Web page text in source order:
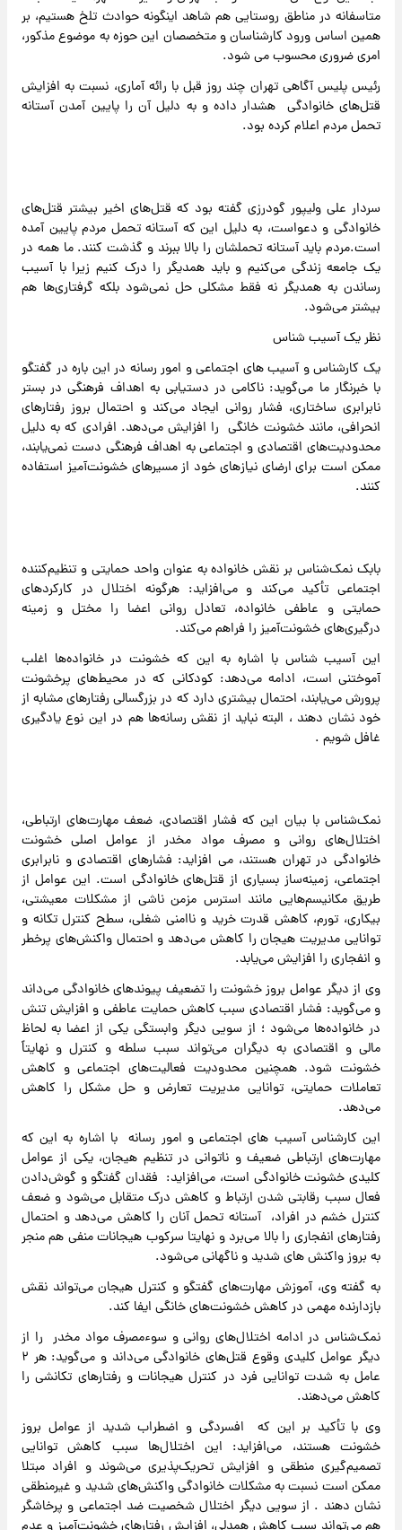
متاسفانه در مناطق روستایی هم شاهد اینگونه حوادث تلخ هستیم، بر
همین اساس ورود کارشناسان و متخصصان این حوزه به موضوع مذکور،
امری ضروری محسوب می شود.
رئیس پلیس آگاهی تهران چند روز قبل با رائه آماری، نسبت به افزایش
قتل‌های خانوادگی هشدار داده و به دلیل آن را پایین آمدن آستانه
تحمل مردم اعلام کرده بود.
سردار علی ولیپور گودرزی گفته بود که قتل‌های اخیر بیشتر قتل‌های
خانوادگی و دعواست، به دلیل این که آستانه تحمل مردم پایین آمده
است.مردم باید آستانه تحملشان را بالا ببرند و گذشت کنند. ما همه در
یک جامعه زندگی می‌کنیم و باید همدیگر را درک کنیم زیرا با آسیب
رساندن به همدیگر نه فقط مشکلی حل نمی‌شود بلکه گرفتاری‌ها هم
بیشتر می‌شود.
نظر یک آسیب شناس
یک کارشناس و آسیب های اجتماعی و امور رسانه در این باره در گفتگو
با خبرنگار ما می‌گوید: ناکامی در دستیابی به اهداف فرهنگی در بستر
نابرابری ساختاری، فشار روانی ایجاد می‌کند و احتمال بروز رفتارهای
انحرافی، مانند خشونت خانگی را افزایش می‌دهد. افرادی که به دلیل
محدودیت‌های اقتصادی و اجتماعی به اهداف فرهنگی دست نمی‌یابند،
ممکن است برای ارضای نیازهای خود از مسیرهای خشونت‌آمیز استفاده
کنند.
بابک نمک‌شناس بر نقش خانواده به عنوان واحد حمایتی و تنظیم‌کننده
اجتماعی تأکید می‌کند و می‌افزاید: هرگونه اختلال در کارکردهای
حمایتی و عاطفی خانواده، تعادل روانی اعضا را مختل و زمینه
درگیری‌های خشونت‌آمیز را فراهم می‌کند.
این آسیب شناس با اشاره به این که خشونت در خانواده‌ها اغلب
آموختنی است، ادامه می‌دهد: کودکانی که در محیط‌های پرخشونت
پرورش می‌یابند، احتمال بیشتری دارد که در بزرگسالی رفتارهای مشابه از
خود نشان دهند ، البته نباید از نقش رسانه‌ها هم در این نوع یادگیری
غافل شویم .
نمک‌شناس با بیان این که فشار اقتصادی، ضعف مهارت‌های ارتباطی،
اختلال‌های روانی و مصرف مواد مخدر از عوامل اصلی خشونت
خانوادگی در تهران هستند، می افزاید: فشارهای اقتصادی و نابرابری
اجتماعی، زمینه‌ساز بسیاری از قتل‌های خانوادگی است. این عوامل از
طریق مکانیسم‌هایی مانند استرس مزمن ناشی از مشکلات معیشتی،
بیکاری، تورم، کاهش قدرت خرید و ناامنی شغلی، سطح کنترل تکانه و
توانایی مدیریت هیجان را کاهش می‌دهد و احتمال واکنش‌های پرخطر
و انفجاری را افزایش می‌یابد.
وی از دیگر عوامل بروز خشونت را تضعیف پیوندهای خانوادگی می‌داند
و می‌گوید: فشار اقتصادی سبب کاهش حمایت عاطفی و افزایش تنش
در خانواده‌ها می‌شود ؛ از سویی دیگر وابستگی یکی از اعضا به لحاظ
مالی و اقتصادی به دیگران می‌تواند سبب سلطه و کنترل و نهایتاً
خشونت شود. همچنین محدودیت فعالیت‌های اجتماعی و کاهش
تعاملات حمایتی، توانایی مدیریت تعارض و حل مشکل را کاهش
می‌دهد.
این کارشناس آسیب های اجتماعی و امور رسانه با اشاره به این که
مهارت‌های ارتباطی ضعیف و ناتوانی در تنظیم هیجان، یکی از عوامل
کلیدی خشونت خانوادگی است، می‌افزاید: فقدان گفتگو و گوش‌دادن
فعال سبب رقابتی شدن ارتباط و کاهش درک متقابل می‌شود و ضعف
کنترل خشم در افراد، آستانه تحمل آنان را کاهش می‌دهد و احتمال
رفتارهای انفجاری را بالا می‌برد و نهایتا سرکوب هیجانات منفی هم منجر
به بروز واکنش های شدید و ناگهانی می‌شود.
به گفته وی، آموزش مهارت‌های گفتگو و کنترل هیجان می‌تواند نقش
بازدارنده مهمی در کاهش خشونت‌های خانگی ایفا کند.
نمک‌شناس در ادامه اختلال‌های روانی و سوءمصرف مواد مخدر را از
دیگر عوامل کلیدی وقوع قتل‌های خانوادگی می‌داند و می‌گوید: هر ۲
عامل به شدت توانایی فرد در کنترل هیجانات و رفتارهای تکانشی را
کاهش می‌دهند.
وی با تأکید بر این که افسردگی و اضطراب شدید از عوامل بروز
خشونت هستند، می‌افزاید: این اختلال‌ها سبب کاهش توانایی
تصمیم‌گیری منطقی و افزایش تحریک‌پذیری می‌شوند و افراد مبتلا
ممکن است نسبت به مشکلات خانوادگی واکنش‌های شدید و غیرمنطقی
نشان دهند . از سویی دیگر اختلال شخصیت ضد اجتماعی و پرخاشگر